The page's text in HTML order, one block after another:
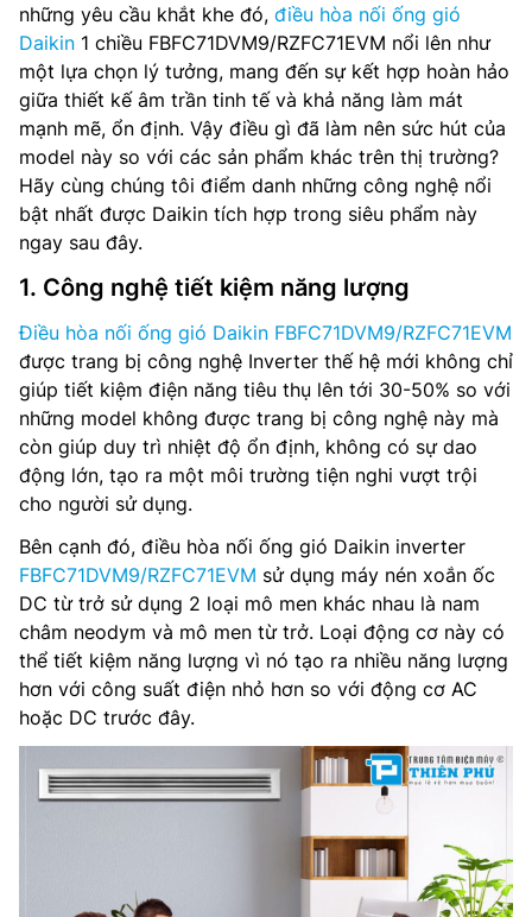
những yêu cầu khắt khe đó, điều hòa nối ống gió
Daikin 1 chiều FBFC71DVM9/RZFC71EVM nổi lên như
một lựa chọn lý tưởng, mang đến sự kết hợp hoàn hảo
giữa thiết kế âm trần tinh tế và khả năng làm mát
mạnh mẽ, ổn định. Vậy điều gì đã làm nên sức hút của
model này so với các sản phẩm khác trên thị trường?
Hãy cùng chúng tôi điểm danh những công nghệ nổi
bật nhất được Daikin tích hợp trong siêu phẩm này
ngay sau đây.
1. Công nghệ tiết kiệm năng lượng
Điều hòa nối ống gió Daikin FBFC71DVM9/RZFC71EVM
được trang bị công nghệ Inverter thế hệ mới không chỉ
giúp tiết kiệm điện năng tiêu thụ lên tới 30-50% so với
những model không được trang bị công nghệ này mà
còn giúp duy trì nhiệt độ ổn định, không có sự dao
động lớn, tạo ra một môi trường tiện nghi vượt trội
cho người sử dụng.
Bên cạnh đó, điều hòa nối ống gió Daikin inverter
FBFC71DVM9/RZFC71EVM sử dụng máy nén xoắn ốc
DC từ trở sử dụng 2 loại mô men khác nhau là nam
châm neodym và mô men từ trở. Loại động cơ này có
thể tiết kiệm năng lượng vì nó tạo ra nhiều năng lượng
hơn với công suất điện nhỏ hơn so với động cơ AC
hoặc DC trước đây.